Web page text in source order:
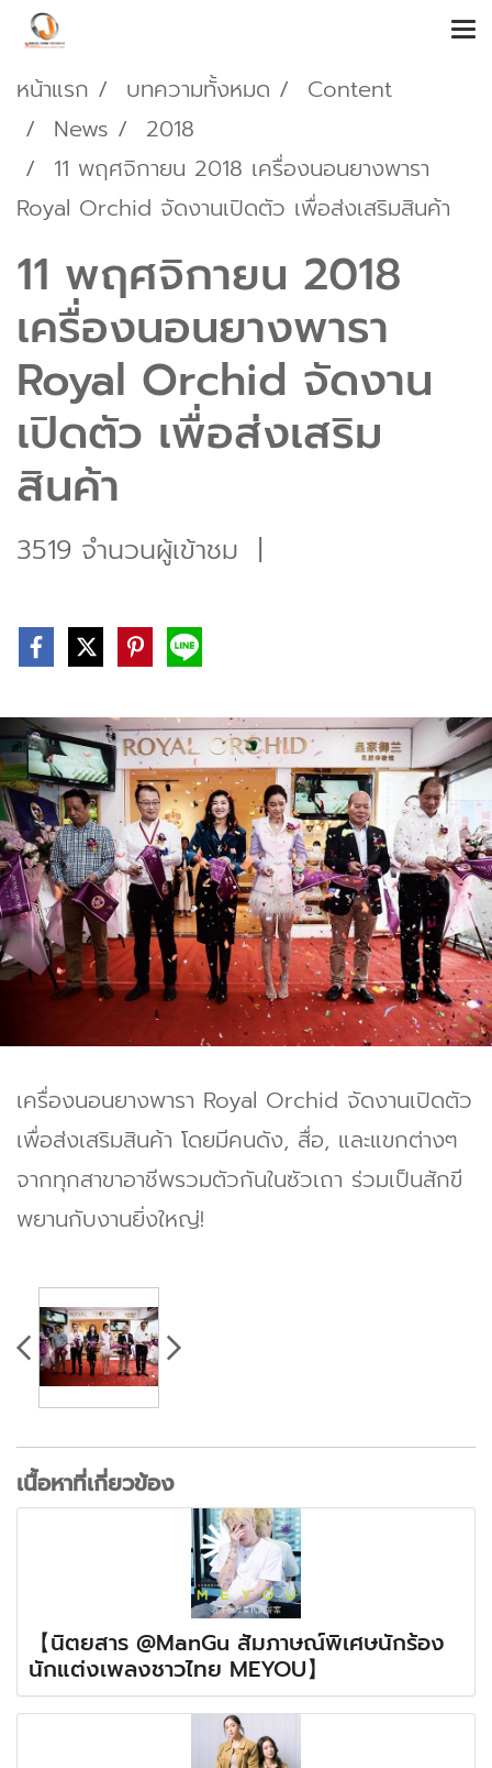
หน้าแรก บทความทั้งหมด
Content
News
2018
11 พฤศจิกายน 2018 เครื่องนอนยางพารา
Royal Orchid จัดงานเปิดตัว เพื่อส่งเสริมสินค้า
11 พฤศจิกายน 2018
เครื่องนอนยางพารา
Royal Orchid จัดงาน
เปิดตัว เพื่อส่งเสริม
สินค้า
3519 จำนวนผู้เข้าชม |
เครื่องนอนยางพารา Royal Orchid จัดงานเปิดตัว
เพื่อส่งเสริมสินค้า โดยมีคนดัง, สื่อ, และแขกต่างๆ
จากทุกสาขาอาชีพรวมตัวกันในซัวเถา ร่วมเป็นสักขี
พยานกับงานยิ่งใหญ่!
เนื้อหาที่เกี่ยวข้อง
【นิตยสาร @ManGu สัมภาษณ์พิเศษนักร้อง
นักแต่งเพลงชาวไทย MEYOU】